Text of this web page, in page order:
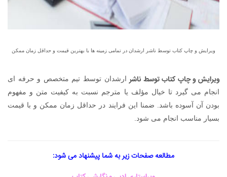
ویرایش و چاپ کتاب توسط ناشر ارشدان در تمامی زمینه ها با بهترین قیمت و حداقل زمان ممکن
ویرایش و چاپ کتاب توسط ناشر ارشدان توسط تیم متخصص و حرفه ای
انجام می گیرد تا خیال مؤلف یا مترجم نسبت به کیفیت متن و مفهوم
بودن آن آسوده باشد. ضمنا این فرایند در حداقل زمان ممکن و با قیمت
بسیار مناسب انجام می شود.
مطالعه صفحات زیر به شما پیشنهاد می شود: